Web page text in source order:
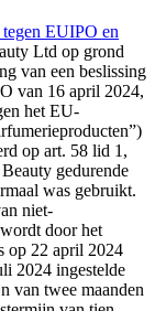
EUIPO en
Ltd op grond
van een beslissing
van 16 april 2024,
het EU-
op art. 58 lid 1,
gedurende
was gebruikt.
niet-
door het
op 22 april 2024
2024 ingestelde
van twee maanden